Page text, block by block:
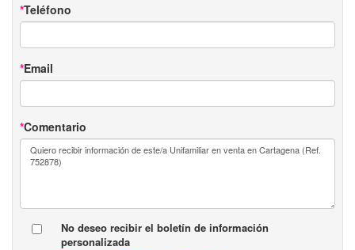
Teléfono
Email
Comentario
No deseo recibir el boletín de información
personalizada